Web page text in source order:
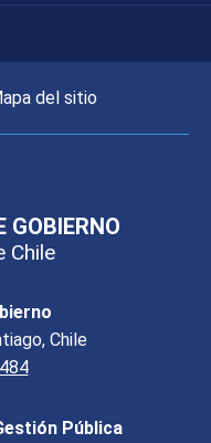
del sitio
GOBIERNO
Chile
Chile
Pública